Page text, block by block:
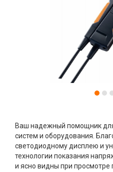
Ваш надежный помощник
систем и оборудования.
светодиодному дисплею и
технологии показания
и ясно видны при просмотре